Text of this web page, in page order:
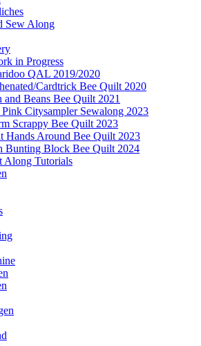
Sew Along
in Progress
QAL 2019/2020
Cardtrick Bee Quilt 2020
and Beans Bee Quilt 2021
Citysampler Sewalong 2023
Scrappy Bee Quilt 2023
Hands Around Bee Quilt 2023
Bunting Block Bee Quilt 2024
Along Tutorials